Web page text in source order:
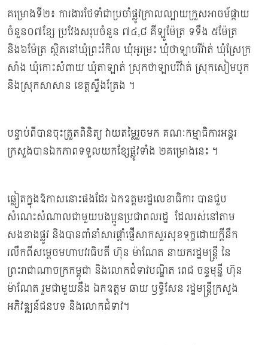
គម្រោងទី២៖ ការងារថែទាំជាប្រចាំផ្លូវក្រាលល្បាយក្រួសអាចម៍ផ្កាយ
ចំនួន០៧ខ្សែ ប្រវែងសរុបចំនួន ៧៤,៨ គីឡូម៉ែត្រ ទទឹង ៥ម៉ែត្រ
និង៦ម៉ែត្រ ស្ថិតនៅឃុំព្រះរំកិល ឃុំអូរម្រះ ឃុំថាឡាបរិវ៉ាត់ ឃុំស្រែក្រ
សាំង ឃុំកោះសំពាយ ឃុំតាឡាត់ ស្រុកថាឡាបរិវ៉ាត់ ស្រុកសៀមបូក
និងស្រុកសាសាន ខេត្តស្ទឹងត្រែង ។
បន្ទាប់ពីបានចុះត្រួតពិនិត្យ វាយតម្លៃរួចមក គណៈកម្មាធិការអន្តរ
ក្រសួងបានឯកភាពទទួលយកខ្សែផ្លូវទាំង ២គម្រោងនេះ ។
ឆ្លៀតក្នុងឱកាសនោះផងដែរ ឯកឧត្តមរដ្ឋលេខាធិការ បានជួប
សំណេះសំណាលជាមួយបងប្អូនប្រជាពលរដ្ឋ ដែលរស់នៅតាម
សងខាងផ្លូវ និងបានពាំនាំសារផ្ដាំផ្ញើសាកសួរសុខទុក្ខដោយក្ដីនឹក
រលឹកពីសម្ដេចមហាបវរធិបតី ហ៊ុន ម៉ាណែត នាយករដ្ឋមន្ត្រី នៃ
ព្រះរាជាណាចក្រកម្ពុជា និងលោកជំទាវបណ្ឌិត ពេជ ចន្ទមុន្នី ហ៊ុន
ម៉ាណែត រួមជាមួយនឹង ឯកឧត្ដម ឆាយ ឫទ្ធិសែន រដ្ឋមន្ត្រីក្រសួង
អភិវឌ្ឍន៍ជនបទ និងលោកជំទាវ។